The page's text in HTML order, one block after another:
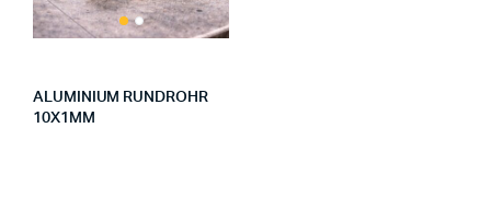
ALUMINIUM RUNDROHR
10X1MM